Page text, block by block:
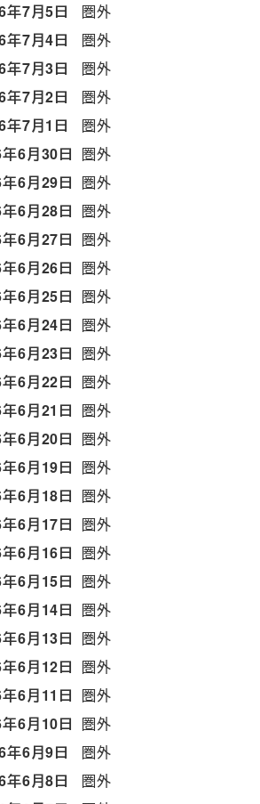
年7月5日
圏外
年7月4日
圏外
年7月3日
圏外
年7月2日
圏外
年7月1日
圏外
6月30日 圏外
6月29日 圏外
6月28日 圏外
6月27日 圏外
6月26日 圏外
6月25日 圏外
6月24日 圏外
6月23日 圏外
6月22日 圏外
6月21日 圏外
6月20日 圏外
6月19日 圏外
6月18日 圏外
6月17日 圏外
6月16日 圏外
6月15日 圏外
6月14日 圏外
6月13日 圏外
6月12日 圏外
6月11日 圏外
6月10日 圏外
年6月9日
圏外
年6月8日
圏外